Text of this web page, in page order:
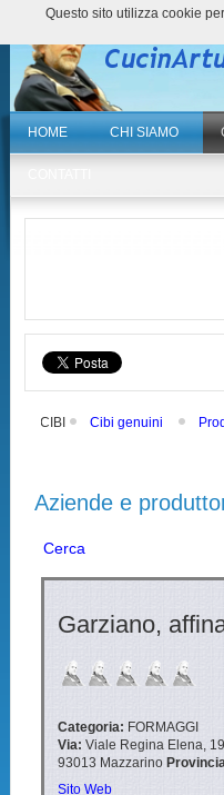
HOME CHI SIAMO
CIBI Cibi genuini
Aziende e
Cerca
Garziano,
Categoria: FORMAGGI
Via: Viale Regina Elena, 19
93013 Mazzarino
Sito Web
Questo sito utilizza cookie